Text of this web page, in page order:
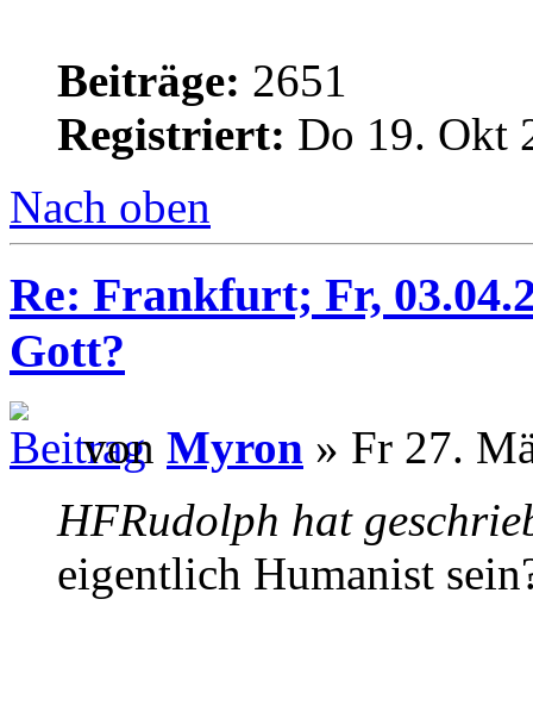
Beiträge: 2651
Registriert: Do 19. Okt
Nach oben
Re: Frankfurt; Fr,
Gott?
von Myron » Fr 27.
HFRudolph hat
eigentlich Humanist